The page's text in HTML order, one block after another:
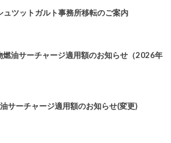
ュツットガルト事務所移転のご案内
燃油サーチャージ適用額のお知らせ（2026年
ーチャージ適用額のお知らせ(変更)